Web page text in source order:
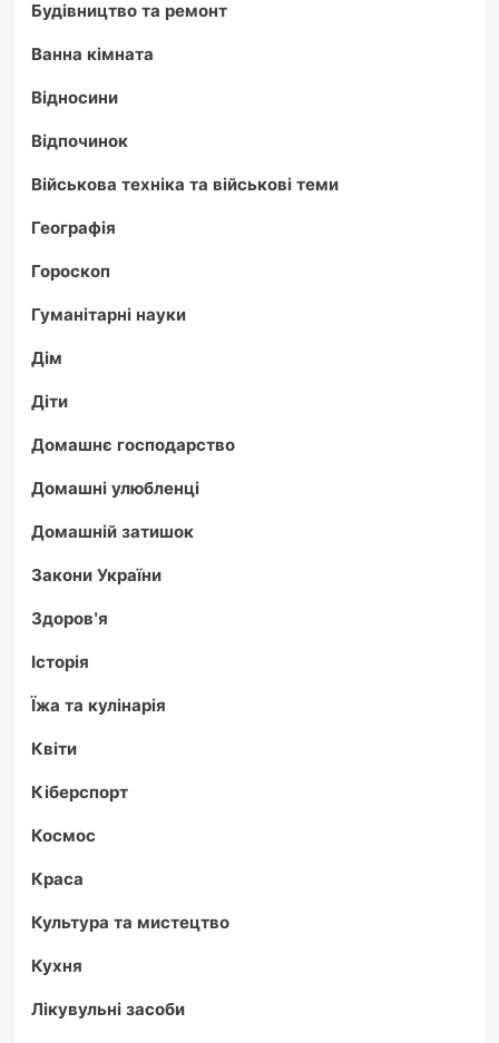
Будівництво та ремонт
Ванна кімната
Відносини
Відпочинок
Військова техніка та військові теми
Географія
Гороскоп
Гуманітарні науки
Дім
Діти
Домашнє господарство
Домашні улюбленці
Домашній затишок
Закони України
Здоров'я
Історія
Їжа та кулінарія
Квіти
Кіберспорт
Космос
Краса
Культура та мистецтво
Кухня
Лікувульні засоби